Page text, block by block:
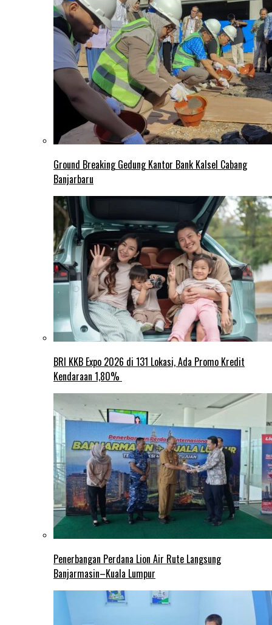
Ground Breaking Gedung Kantor Bank Kalsel Cabang
Banjarbaru
BRI KKB Expo 2026 di 131 Lokasi, Ada Promo Kredit
Kendaraan 1,80%
Penerbangan Perdana Lion Air Rute Langsung
Banjarmasin–Kuala Lumpur